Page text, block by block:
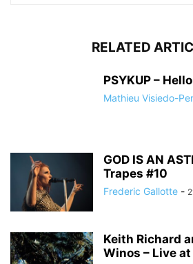
RELATED
PSYKUP –
Mathieu Visiedo-
GOD IS AN
Trapes #10
Frederic Gallotte -
Keith Richard
Winos – Live